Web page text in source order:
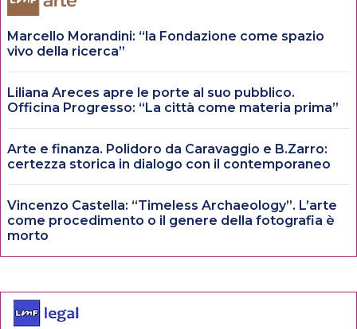
Marcello Morandini: “la Fondazione come spazio
vivo della ricerca”
Liliana Areces apre le porte al suo pubblico.
Officina Progresso: “La città come materia prima”
Arte e finanza. Polidoro da Caravaggio e B.Zarro:
certezza storica in dialogo con il contemporaneo
Vincenzo Castella: “Timeless Archaeology”. L’arte
come procedimento o il genere della fotografia è
morto